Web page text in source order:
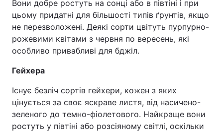
Вони добре ростуть на сонці або в півтіні і при
цьому придатні для більшості типів ґрунтів, якщо
не перезволожені. Деякі сорти цвітуть пурпурно-
рожевими квітами з червня по вересень, які
особливо привабливі для бджіл.
Гейхера
Існує безліч сортів гейхери, кожен з яких
цінується за своє яскраве листя, від насичено-
зеленого до темно-фіолетового. Найкраще вони
ростуть у півтіні або розсіяному світлі, оскільки